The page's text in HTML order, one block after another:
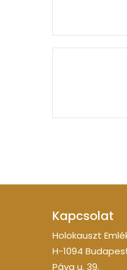
Kapcsolat
Holokauszt
H-1094
Páva u. 39.